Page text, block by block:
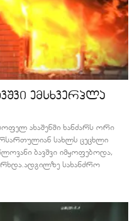
ემსხვერპლა
ახაშენში ხანძარს ორი
სახლს ცეცხლი
ბავშვი იმყოფებოდა,
სახანძრო